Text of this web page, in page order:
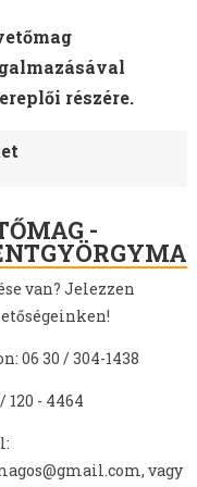
részére.
-
van? Jelezzen
ken!
06 30 / 304-1438
120 - 4464
vagy